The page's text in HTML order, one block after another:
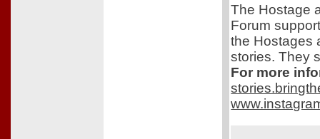
The Hostage
Forum
the Hostages
stories. They
For more